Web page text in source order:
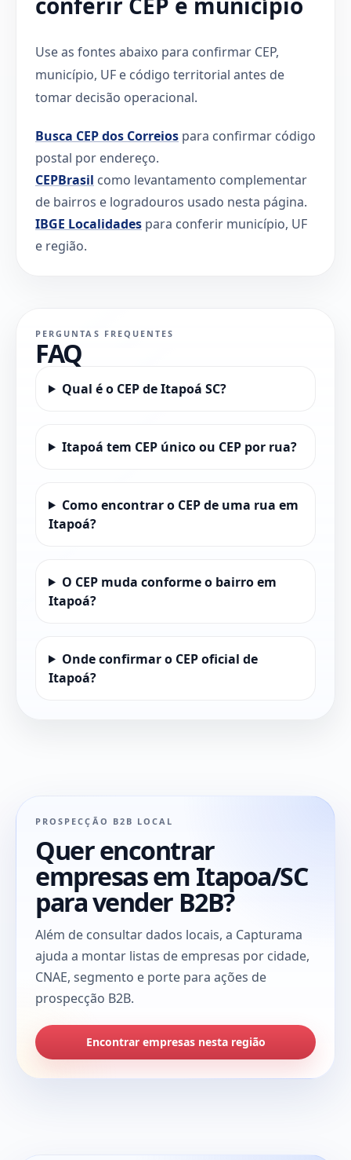
Use as fontes abaixo para confirmar CEP,
município, UF e código territorial antes de
tomar decisão operacional.
Busca CEP dos Correios para confirmar código
postal por endereço.
CEPBrasil como levantamento complementar
de bairros e logradouros usado nesta página.
IBGE Localidades para conferir município, UF
e região.
PERGUNTAS FREQUENTES
FAQ
Qual é o CEP de Itapoá SC?
Itapoá tem CEP único ou CEP por rua?
Como encontrar o CEP de uma rua em
Itapoá?
O CEP muda conforme o bairro em
Itapoá?
Onde confirmar o CEP oficial de
Itapoá?
PROSPECÇÃO B2B LOCAL
Quer encontrar
empresas em Itapoa/SC
para vender B2B?
Além de consultar dados locais, a Capturama
ajuda a montar listas de empresas por cidade,
CNAE, segmento e porte para ações de
prospecção B2B.
Encontrar empresas nesta região